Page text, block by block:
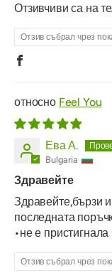
Отзивчиви са на
Отзив събрал чрез
Feel You
Ева А.
Bulgaria
Здравейте
Здравейте,бързи
последната
•не е пристигнала
Отзив събрал чрез